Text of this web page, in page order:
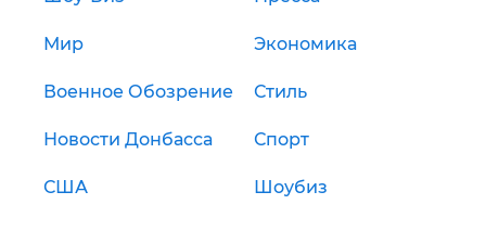
Мир Экономика
Военное Обозрение Стиль
Новости Донбасса Спорт
США Шоубиз